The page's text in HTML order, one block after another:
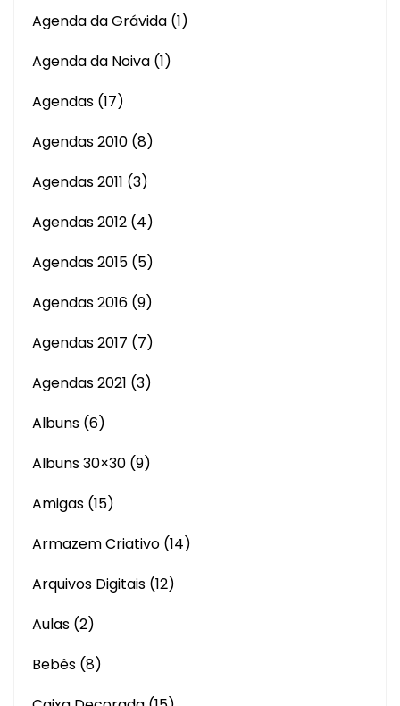
Agenda da Grávida (1)
Agenda da Noiva (1)
Agendas (17)
Agendas 2010 (8)
Agendas 2011 (3)
Agendas 2012 (4)
Agendas 2015 (5)
Agendas 2016 (9)
Agendas 2017 (7)
Agendas 2021 (3)
Albuns (6)
Albuns 30×30 (9)
Amigas (15)
Armazem Criativo (14)
Arquivos Digitais (12)
Aulas (2)
Bebês (8)